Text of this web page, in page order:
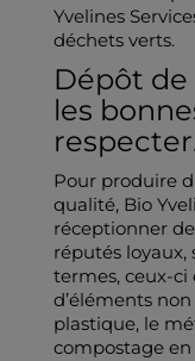
Yvelines
déchets verts.
Dépôt de
les
Pour produire
qualité, Bio
réceptionner
réputés loyaux,
termes, ceux-
d’éléments
plastique, le
compostage en